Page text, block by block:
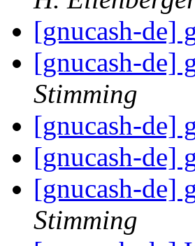
[gnucash-de]
[gnucash-de]
Stimming
[gnucash-de]
[gnucash-de]
[gnucash-de]
Stimming